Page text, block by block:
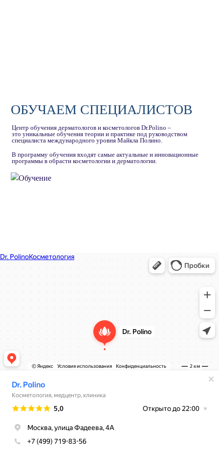
ОБУЧАЕМ СПЕЦИАЛИСТОВ
Центр обучения дерматологов и косметологов Dr.Polino –
это уникальные обучения теории и практике под руководством
специалиста международного уровня Майкла Полино.
В программу обучения входят самые актуальные и инновационные
программы в обрасти косметологии и дерматологии.